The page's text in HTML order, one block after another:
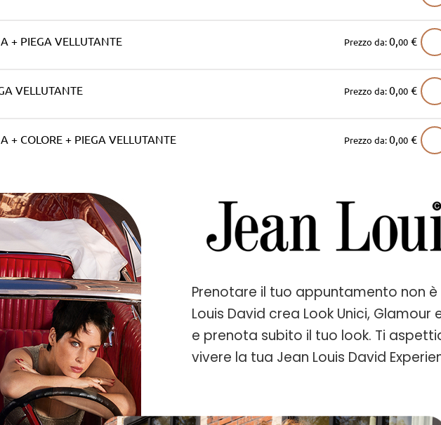
Prenotare il tuo appuntamento non
Louis David crea Look Unici, Glamour
e prenota subito il tuo look. Ti
vivere la tua Jean Louis David